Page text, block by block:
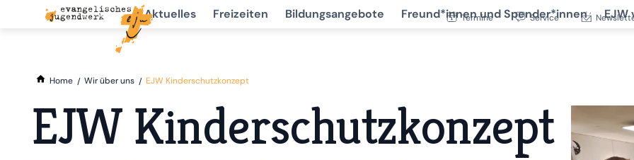
Termine Service
Aktuelles Freizeiten Bildungsangebote Freund*innen und Spender*innen EJW
Home Wir über uns EJW Kinderschutzkonzept
EJW Kinderschutzkonzept